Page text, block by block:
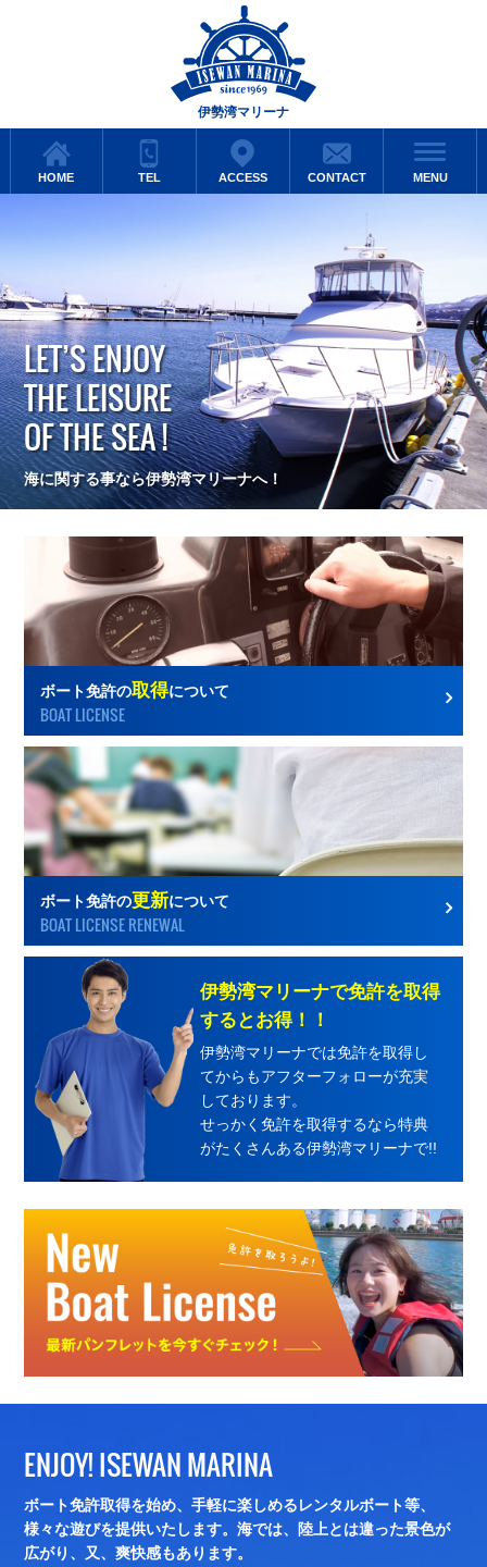
伊勢湾マリーナ
HOME TEL ACCESS CONTACT MENU
LET’S ENJOY
THE LEISURE
OF THE SEA !
海に関する事なら伊勢湾マリーナへ！
ボート免許の取得について
BOAT LICENSE
ボート免許の更新について
BOAT LICENSE RENEWAL
伊勢湾マリーナで免許を取得
するとお得！！
伊勢湾マリーナでは免許を取得し
てからもアフターフォローが充実
しております。
せっかく免許を取得するなら特典
がたくさんある伊勢湾マリーナで!!
ENJOY!ISEWAN MARINA
ボート免許取得を始め、手軽に楽しめるレンタルボート等、
様々な遊びを提供いたします。海では、陸上とは違った景色が
広がり、又、爽快感もあります。